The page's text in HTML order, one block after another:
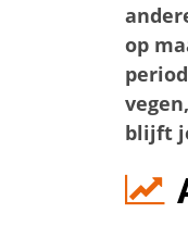
op
blijft